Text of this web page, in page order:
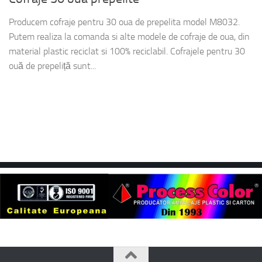
Producem cofraje pentru 30 oua de prepelita model M8032.
Putem realiza la comanda si alte modele de cofraje de oua, din
material plastic reciclat si 100% reciclabil. Cofrajele pentru 30
ouă de prepeliță sunt...